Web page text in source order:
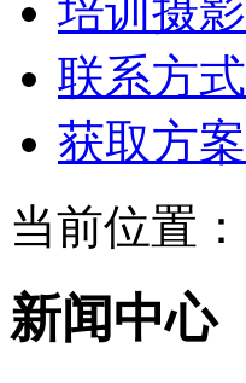
培训摄影
联系方式
获取方案
当前位置：
新闻中心